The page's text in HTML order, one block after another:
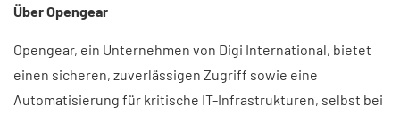
Über Opengear
Opengear, ein Unternehmen von Digi International, bietet
einen sicheren, zuverlässigen Zugriff sowie eine
Automatisierung für kritische IT-Infrastrukturen, selbst bei